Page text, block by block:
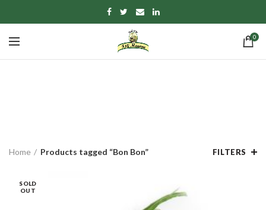
0
Home Products tagged “Bon Bon” FILTERS
SOLD
OUT